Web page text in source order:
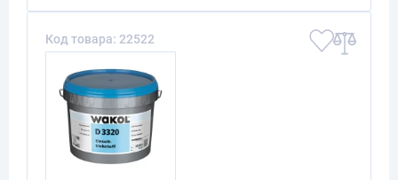
Код товара: 22522